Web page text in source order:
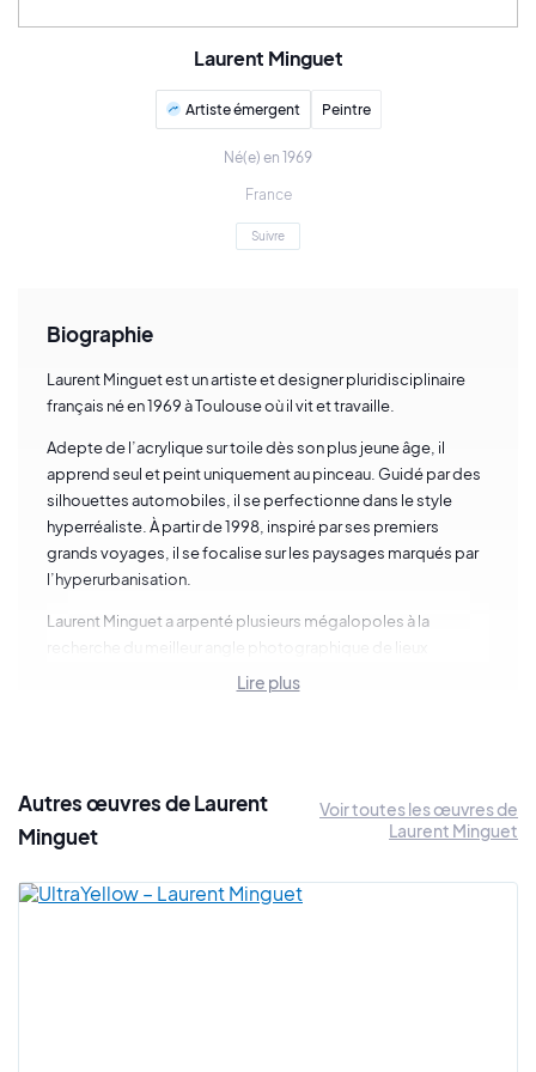
Laurent Minguet
Artiste émergent Peintre
Né(e) en 1969
France
Suivre
Biographie
Laurent Minguet est un artiste et designer pluridisciplinaire
français né en 1969 à Toulouse où il vit et travaille.
Adepte de l’acrylique sur toile dès son plus jeune âge, il
apprend seul et peint uniquement au pinceau. Guidé par des
silhouettes automobiles, il se perfectionne dans le style
hyperréaliste. À partir de 1998, inspiré par ses premiers
grands voyages, il se focalise sur les paysages marqués par
l’hyperurbanisation.
Laurent Minguet a arpenté plusieurs mégalopoles à la
recherche du meilleur angle photographique de lieux
iconiques ou quelconques. En atelier, il va ensuite
méthodiquement les dessiner au crayon puis les peindre, et
Depuis 2014, les supports qu’il utilise sont d’essences fines,
noyer, merisier ou chêne, brut ou naturel, qu’il sélectionne
soigneusement afin que leur vinage aléatoire renforce la
précise et essentiel, fige alors pour un instant l’agitation et la
Lire plus
Autres œuvres de Laurent
Minguet
Voir toutes les œuvres de
Laurent Minguet